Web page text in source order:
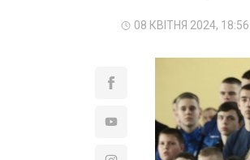
08 КВІТНЯ 2024, 18:56